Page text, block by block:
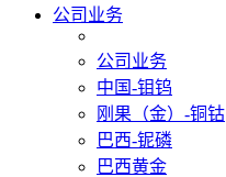
公司业务
公司业务
中国-钼钨
刚果（金）-铜钴
巴西-铌磷
巴西黄金